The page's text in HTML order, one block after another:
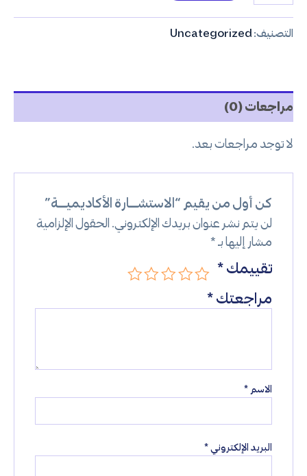
التصنيف: Uncategorized
مراجعات (0)
لا توجد مراجعات بعد.
كن أول من يقيم “الاستشــــارة الأكاديميــــة”
لن يتم نشر عنوان بريدك الإلكتروني. الحقول الإلزامية
مشار إليها بـ*
تقييمك*
مراجعتك*
الاسم*
البريد الإلكتروني*